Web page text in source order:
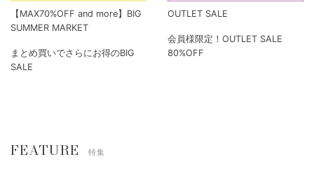
【MAX70%OFF and more】BIG
SUMMER MARKET
まとめ買いでさらにお得のBIG
SALE
OUTLET SALE
会員様限定！OUTLET SALE
80%OFF
FEATURE 特集